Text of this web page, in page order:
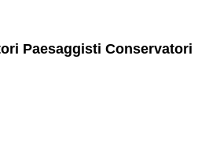
Paesaggisti Conservatori